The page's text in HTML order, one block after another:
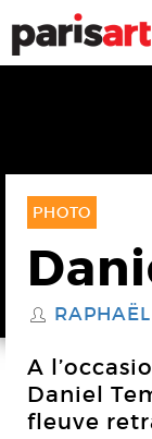
PHOTO
S
A
Daniel
fleuve